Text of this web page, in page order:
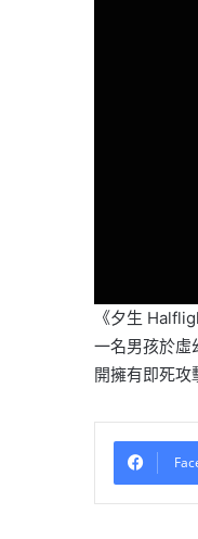
《夕生
一名男孩於虛
開擁有即死攻